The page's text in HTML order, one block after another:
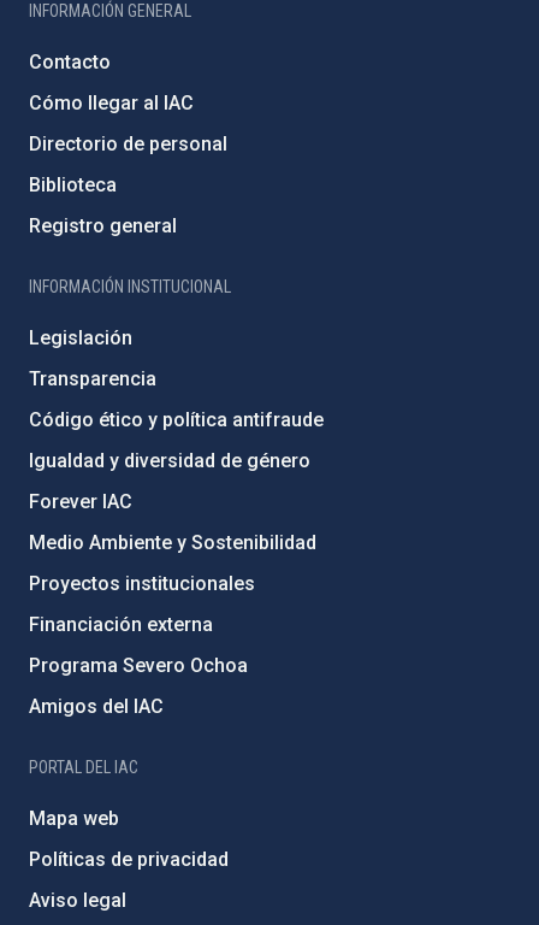
INFORMACIÓN GENERAL
Contacto
Cómo llegar al IAC
Directorio de personal
Biblioteca
Registro general
INFORMACIÓN INSTITUCIONAL
Legislación
Transparencia
Código ético y política antifraude
Igualdad y diversidad de género
Forever IAC
Medio Ambiente y Sostenibilidad
Proyectos institucionales
Financiación externa
Programa Severo Ochoa
Amigos del IAC
PORTAL DEL IAC
Mapa web
Políticas de privacidad
Aviso legal